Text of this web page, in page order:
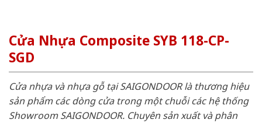
Cửa Nhựa Composite SYB 118-CP-
SGD
Cửa nhựa và nhựa gỗ tại SAIGONDOOR là thương hiệu
sản phẩm các dòng cửa trong một chuỗi các hệ thống
Showroom SAIGONDOOR. Chuyên sản xuất và phân